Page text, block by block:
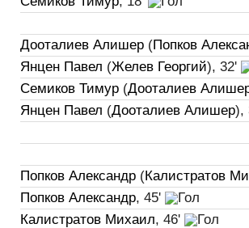
Дооталиев Алишер (Попков
Янцен Павел (Желев Георгий), 32'
Семиков Тимур (Дооталиев
Янцен Павел (Дооталиев Алишер),
Попков Александр (Калистратов
Попков Александр, 45'
Калистратов Михаил, 46'